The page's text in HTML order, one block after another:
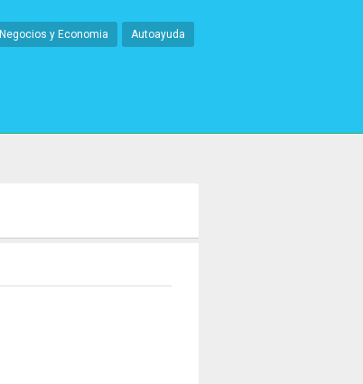
Negocios y Economia Autoayuda